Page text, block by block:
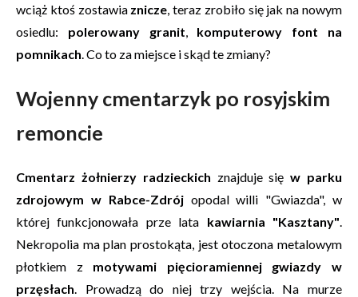
wciąż ktoś zostawia znicze, teraz zrobiło się jak na nowym
osiedlu: polerowany granit, komputerowy font na
pomnikach. Co to za miejsce i skąd te zmiany?
Wojenny cmentarzyk po rosyjskim
remoncie
Cmentarz żołnierzy radzieckich znajduje sięw parku
zdrojowym w Rabce-Zdrójopodal willi "Gwiazda", w
której funkcjonowała prze lata kawiarnia "Kasztany".
Nekropolia ma plan prostokąta, jest otoczona metalowym
płotkiem z motywami pięcioramiennej gwiazdy w
przęsłach. Prowadzą do niej trzy wejścia. Na murze